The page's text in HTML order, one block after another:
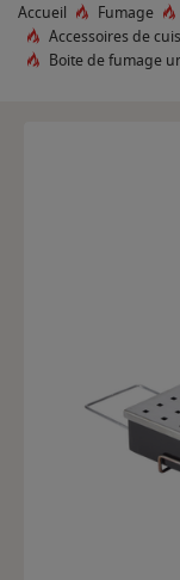
Accueil Fumage
Accessoires de
Boite de fumage